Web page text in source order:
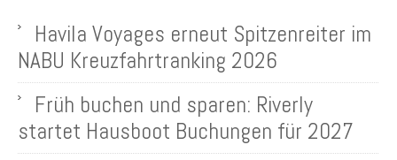
Havila Voyages erneut Spitzenreiter im
NABU Kreuzfahrtranking 2026
Früh buchen und sparen: Riverly
startet Hausboot Buchungen für 2027